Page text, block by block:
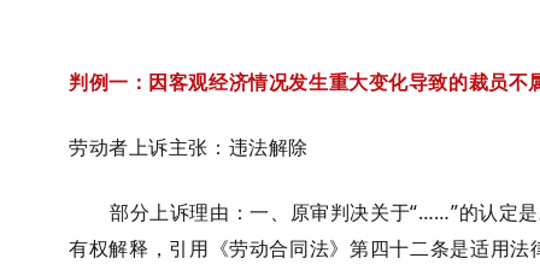
判例一：因客观经济情况发生重大变化导致的裁员不
劳动者上诉主张：违法解除
部分上诉理由：一、原审判决关于“……”的认定
有权解释，引用《劳动合同法》第四十二条是适用